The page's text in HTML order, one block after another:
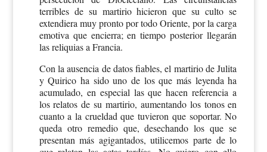
terribles de su martirio hicieron que su culto se
extendiera muy pronto por todo Oriente, por la carga
emotiva que encierra; en tiempo posterior llegarán
las reliquias a Francia.
Con la ausencia de datos fiables, el martirio de Julita
y Quirico ha sido uno de los que más leyenda ha
acumulado, en especial las que hacen referencia a
los relatos de su martirio, aumentando los tonos en
cuanto a la crueldad que tuvieron que soportar. No
queda otro remedio que, desechando los que se
presentan más agigantados, utilicemos parte de lo